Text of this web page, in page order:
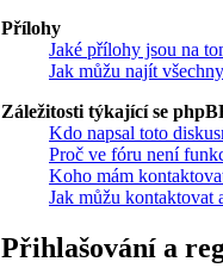
Přílohy
Jaké přílohy jsou na
Jak můžu najít
Záležitosti týkající se
Kdo napsal toto
Proč ve fóru není
Koho mám
Jak můžu kontaktovat
Přihlašování a